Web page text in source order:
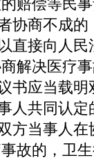
偿等民事
协商不成
直接向人
决医疗事
书应当载
人共同认
方当事人在
的，卫生